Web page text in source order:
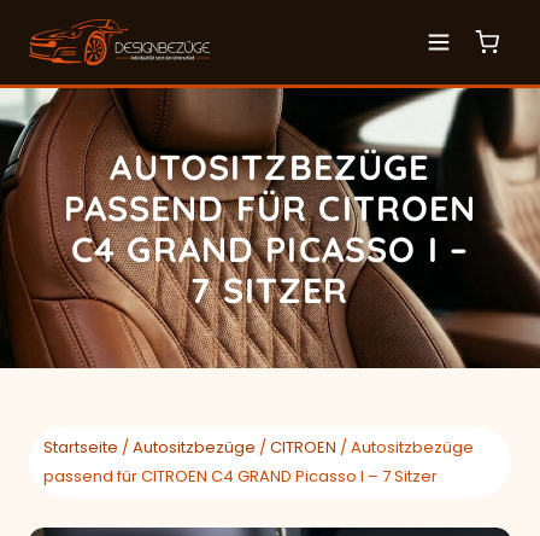
AUTOSITZBEZÜGE
PASSEND FÜR CITROEN
C4 GRAND PICASSO I –
7 SITZER
Startseite /Autositzbezüge /CITROEN / Autositzbezüge
passend für CITROEN C4 GRAND Picasso I – 7 Sitzer